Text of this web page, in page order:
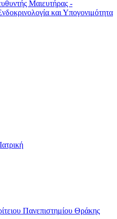
Μαιευτήρας -
και Υπογονιμότητα
Πανεπιστημίου Θράκης